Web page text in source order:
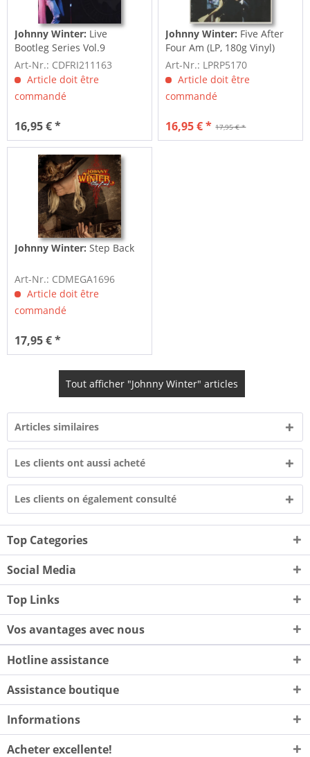
Johnny Winter: Live
Bootleg Series Vol.9
Art-Nr.: CDFRI211163
Article doit être
commandé
16,95 € *
Johnny Winter: Five After
Four Am (LP, 180g Vinyl)
Art-Nr.: LPRP5170
Article doit être
commandé
17,95 € *
16,95 € *
Johnny Winter: Step Back
Art-Nr.: CDMEGA1696
Article doit être
commandé
17,95 € *
Tout afficher "Johnny Winter" articles
Articles similaires
Les clients ont aussi acheté
Les clients on également consulté
Top Categories
Social Media
Top Links
Vos avantages avec nous
Hotline assistance
Assistance boutique
Informations
Acheter excellente!